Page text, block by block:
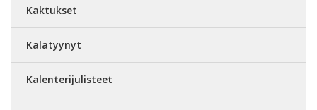
Kaktukset
Kalatyynyt
Kalenterijulisteet